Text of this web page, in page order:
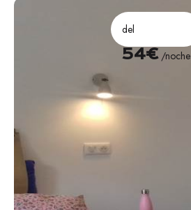
del
54€/noche